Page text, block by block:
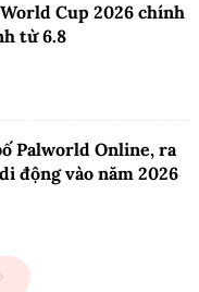
Cup 2026 chính
từ 6.8
Palworld Online, ra
động vào năm 2026